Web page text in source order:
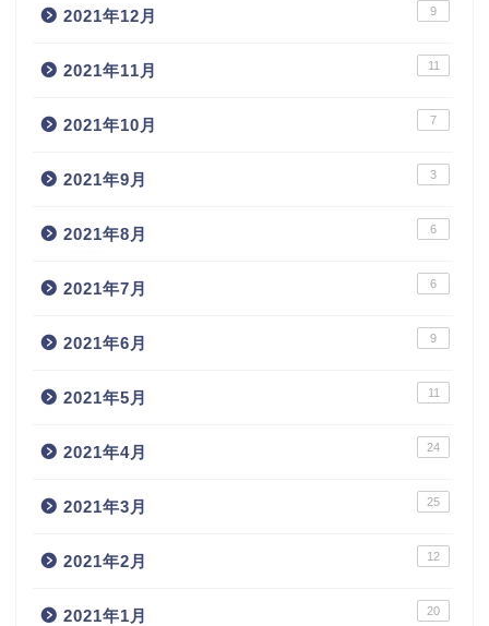
2021年12月 9
2021年11月 11
2021年10月 7
2021年9月 3
2021年8月 6
2021年7月 6
2021年6月 9
2021年5月 11
2021年4月 24
2021年3月 25
2021年2月 12
2021年1月 20